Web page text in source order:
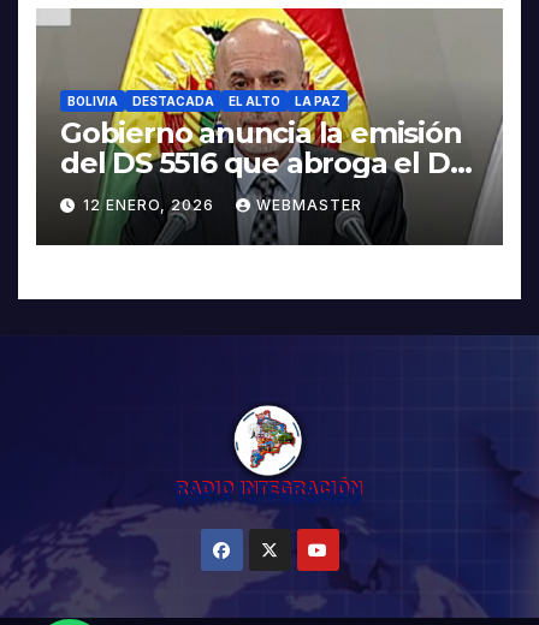
BOLIVIA DESTACADA EL ALTO LA PAZ
Gobierno anuncia la emisión
del DS 5516 que abroga el DS
5503
12 ENERO, 2026 WEBMASTER